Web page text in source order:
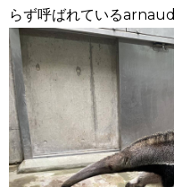
らず呼ばれている